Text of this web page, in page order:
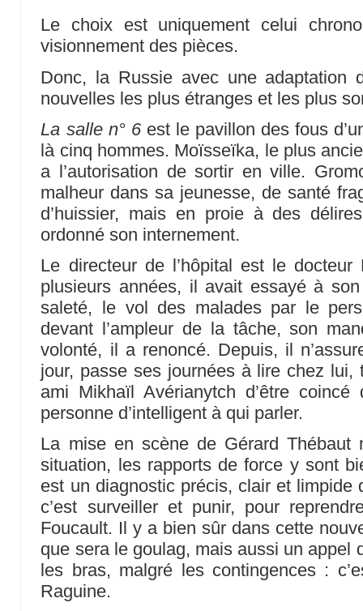
Le choix est uniquement celui
visionnement des pièces.
Donc, la Russie avec une adaptation
nouvelles les plus étranges et les plus
La salle n° 6est le pavillon des fous
là cinq hommes. Moïsseïka, le plus
a l’autorisation de sortir en ville.
malheur dans sa jeunesse, de santé
d’huissier, mais en proie à des
ordonné son internement.
Le directeur de l’hôpital est le
plusieurs années, il avait essayé à
saleté, le vol des malades par le
devant l’ampleur de la tâche, son
volonté, il a renoncé. Depuis, il
jour, passe ses journées à lire chez lui,
ami Mikhaïl Avérianytch d’être
personne d’intelligent à qui parler.
La mise en scène de Gérard
situation, les rapports de force y sont
est un diagnostic précis, clair et limpide
c’est surveiller et punir, pour
Foucault. Il y a bien sûr dans cette
que sera le goulag, mais aussi un appel
les bras, malgré les contingences :
Raguine.